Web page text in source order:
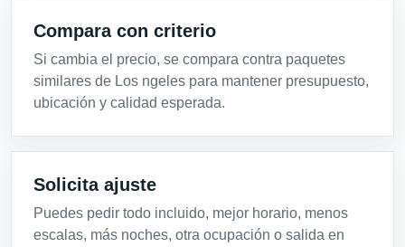
Compara con criterio
Si cambia el precio, se compara contra paquetes
similares de Los ngeles para mantener presupuesto,
ubicación y calidad esperada.
Solicita ajuste
Puedes pedir todo incluido, mejor horario, menos
escalas, más noches, otra ocupación o salida en